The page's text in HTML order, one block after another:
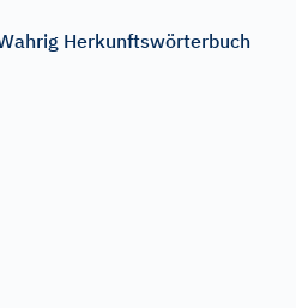
Herkunftswörterbuch